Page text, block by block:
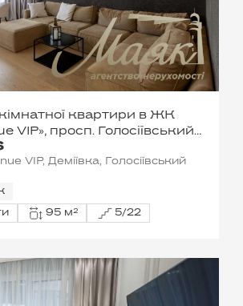
квартири в ЖК
VIP», просп. Голосіївський,
VIP, Деміївка, Голосіївський
95 м² 5/22